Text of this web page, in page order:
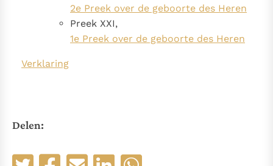
2e Preek over de geboorte des Heren
Preek XXI,
1e Preek over de geboorte des Heren
Verklaring
Delen: